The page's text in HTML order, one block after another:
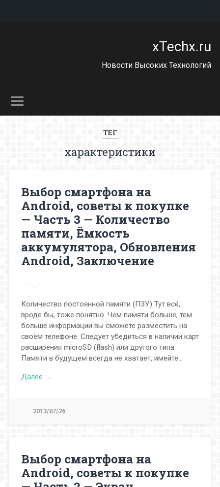
xTechx.ru
Новости Высоких Технологий
ТЕГ
характеристики
Выбор смартфона на
Android, советы к покупке
— Часть 3 — Количество
памяти, Ёмкость
аккумулятора, Обновления
Android, Заключение
Количество постоянной памяти (ПЗУ) Тут всё,
вроде бы, тоже понятно. Чем памяти больше, тем
больше информации вы сможете разместить на
своём телефоне. Следует убедиться в наличии карт
расширения microSD (flash) или другого типа.
Памяти в будущем всегда не хватает, имейте…
Далее →
2013/07/26
Выбор смартфона на
Android, советы к покупке